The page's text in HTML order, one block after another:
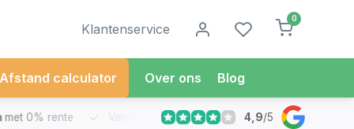
Klantenservice
0
Afstand calculator Over ons Blog
0% rente Vandaag besteldMorgen in Huis*
4,9/5